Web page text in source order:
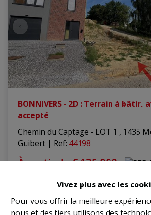
Vivez plus avec les
Pour vous offrir la meilleure
nous et des tiers utilisons des
BONNIVERS - 2D : Terrain à bâtir,
accepté
Chemin du Captage - LOT 1 , 1435
Guibert | Ref: 44198
À partir de € 135.000